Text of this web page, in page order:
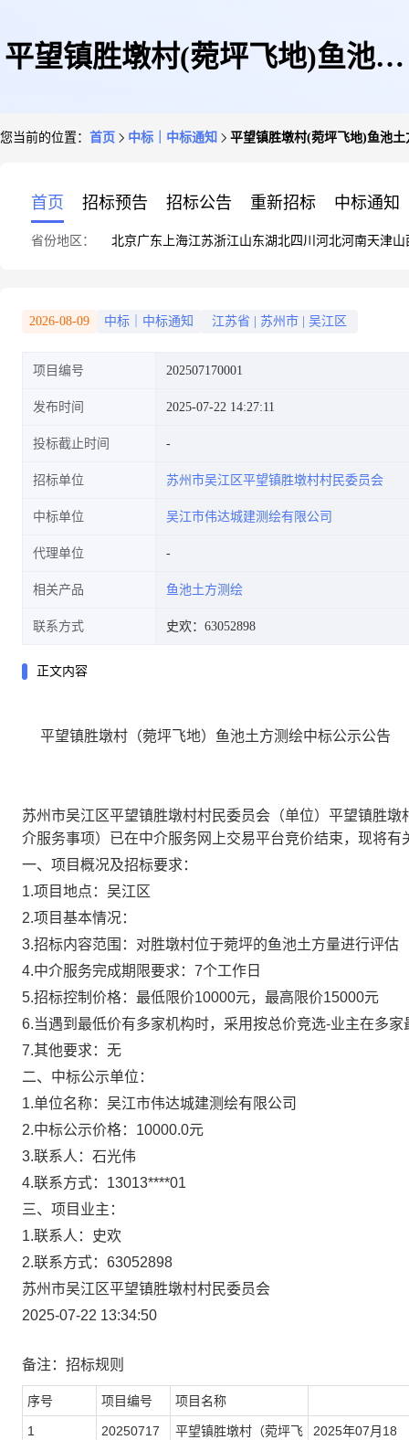
平望镇胜墩村(菀坪飞地)鱼池土
您当前的位置： 首页 中标｜中标通知 平望镇胜墩村(菀坪飞地)鱼池土
首页 招标预告 招标公告 重新招标 中标通知
省份地区： 北京广东 上海江苏浙江山东湖北四川 河北河南天津山
2026-08-09 中标｜中标通知 江苏省 苏州市 吴江区
项目编号 202507170001
发布时间 2025-07-22 14:27:11
投标截止时间
招标单位 苏州市吴江区平望镇胜墩村村民委员会
中标单位 吴江市伟达城建测绘有限公司
代理单位
相关产品 鱼池土方测绘
联系方式 史欢：63052898
正文内容
平望镇胜墩村（菀坪飞地）鱼池土方测绘中标公示公告
苏州市吴江区平望镇胜墩村村民委员会 （单位） 平望镇胜墩
介服务事项） 已在中介服务网上交易平台竞价结束，现将有
一、项目概况及招标要求：
1.项目地点： 吴江区
2.项目基本情况：
3.招标内容范围： 对胜墩村位于菀坪的鱼池土方量进行评估
4.中介服务完成期限要求： 7个工作日
5.招标控制价格： 最低限价10000元， 最高限价15000元
6.当遇到最低价有多家机构时，采用按总价竞选-业主在多
7.其他要求： 无
二、 中标公示单位 ：
1.单位名称： 吴江市伟达城建测绘有限公司
2.中标公示价格： 10000.0元
3.联系人： 石光伟
4.联系方式： 13013****01
三、项目业主 ：
1.联系人：
史欢
2.联系方式： 63052898
苏州市吴江区平望镇胜墩村村民委员会
2025-07-22 13:34:50
备注： 招标规则
序号 项目编号 项目名称
1
20250717
平望镇胜墩村（菀坪飞
2025年07月 18